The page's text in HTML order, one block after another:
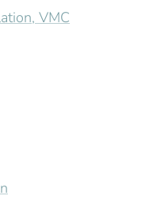
VMC